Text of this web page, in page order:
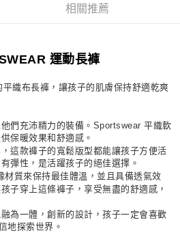
上)免運費
以上)免運費
上)免運費
以上)免運費
相關推薦
運動長褲
織布長褲，讓孩子的肌膚保持舒適乾爽
們充沛精力的裝備。Sportswear 平織軟
保暖效果和舒適感。
這款褲子的寬鬆版型都能讓孩子方便活
彈性，是活躍孩子的絕佳選擇。
質來保持最佳體溫，並且具備透氣效
子穿上這條褲子，享受無盡的舒適感，
為一體，創新的設計，孩子一定會喜歡
地探索世界。